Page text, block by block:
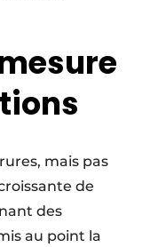
mais pas
de
des
au point la